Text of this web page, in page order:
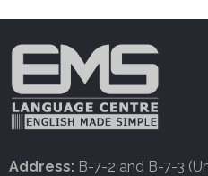
Address: B-7-2 and B-7-3